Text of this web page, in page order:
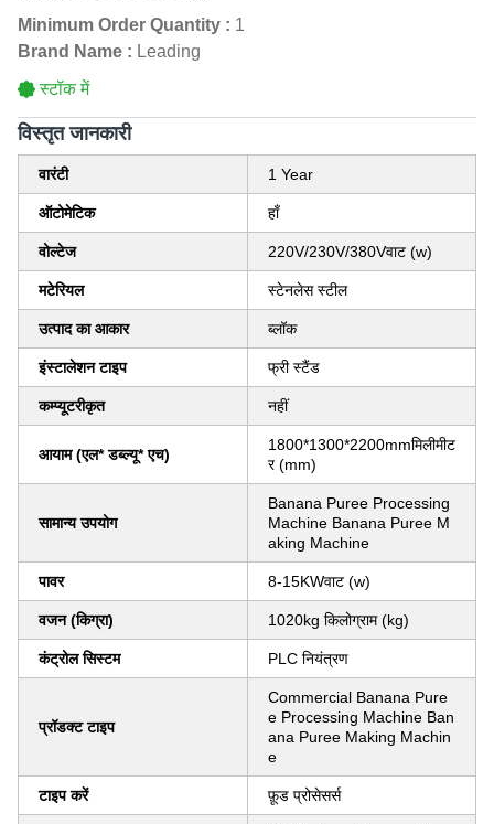
Minimum Order Quantity : 1
Brand Name : Leading
स्टॉक में
विस्‍तृत जानकारी
वारंटी 1 Year
ऑटोमेटिक हाँ
वोल्टेज 220V/230V/380Vवाट (w)
मटेरियल स्टेनलेस स्टील
उत्पाद का आकार ब्लॉक
इंस्टालेशन टाइप फ्री स्टैंड
कम्प्यूटरीकृत नहीं
आयाम (एल* डब्ल्यू* एच)
1800*1300*2200mmमिलीमीट
र (mm)
सामान्य उपयोग
Banana Puree Processing
Machine Banana Puree M
aking Machine
पावर 8-15KWवाट (w)
वजन (किग्रा) 1020kg किलोग्राम (kg)
कंट्रोल सिस्टम PLC नियंत्रण
प्रॉडक्ट टाइप
Commercial Banana Pure
e Processing Machine Ban
ana Puree Making Machin
e
टाइप करें फ़ूड प्रोसेसर्स